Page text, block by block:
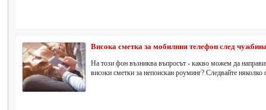
Висока сметка за мобилния телефон след
На този фон възниква въпросът - какво можем да
високи сметки за непоискан роуминг? Следвайте няколко